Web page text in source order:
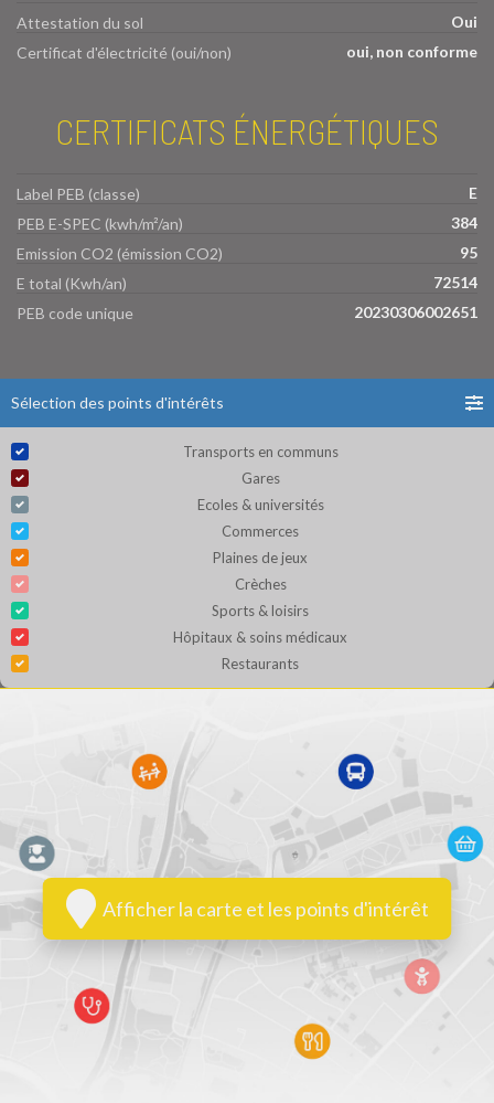
Attestation du sol
Oui
Certificat d'électricité (oui/non)
oui, non conforme
CERTIFICATS ÉNERGÉTIQUES
Label PEB (classe)
E
PEB E-SPEC (kwh/m²/an)
384
Emission CO2 (émission CO2)
95
E total (Kwh/an)
72514
PEB code unique
20230306002651
Sélection des points d'intérêts
Transports en communs
Gares
Ecoles & universités
Commerces
Plaines de jeux
Crèches
Sports & loisirs
Hôpitaux & soins médicaux
Restaurants
Afficher la carte et les points d'intérêt